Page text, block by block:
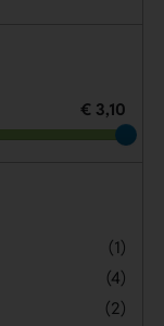
€ 3,10
(1)
(4)
(2)